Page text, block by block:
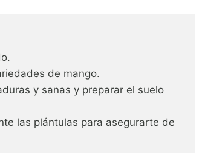
de mango.
y sanas y preparar el suelo
las plántulas para asegurarte de